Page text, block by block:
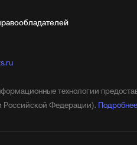
технологии
Российской Федерации). Подробнее